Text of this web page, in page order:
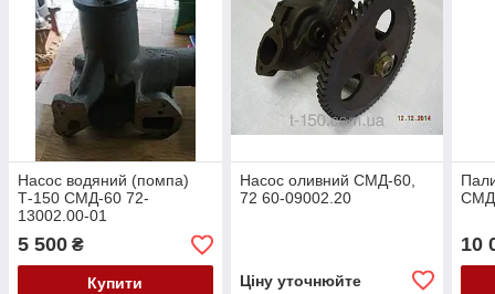
Насос водяний (помпа)
Т-150 СМД-60 72-
13002.00-01
5 500 ₴
Купити
Насос оливний СМД-60,
72 60-09002.20
Ціну уточнюйте
10